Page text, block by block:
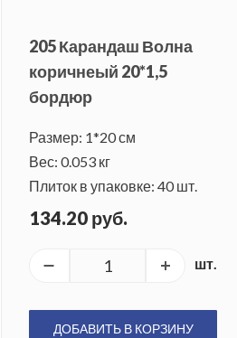
205 Карандаш Волна
коричнеый 20*1,5
бордюр
Размер: 1*20 см
Вес: 0.053 кг
Плиток в упаковке: 40 шт.
134.20 руб.
шт.
ДОБАВИТЬ В КОРЗИНУ